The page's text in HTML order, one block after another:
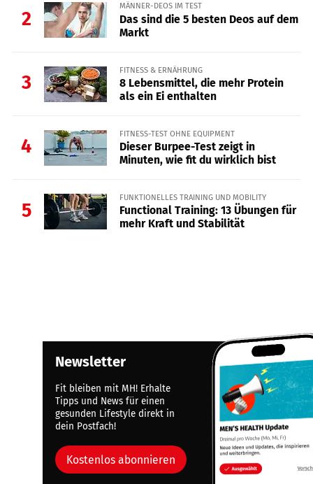
2
MÄNNER-DEOS IM TEST
Das sind die 5 besten Deos auf dem
Markt
3
FITNESS & ERNÄHRUNG
8 Lebensmittel, die mehr Protein
als ein Ei enthalten
4
FITNESS-TEST OHNE EQUIPMENT
Dieser Burpee-Test zeigt in
Minuten, wie fit du wirklich bist
5
FUNKTIONELLES TRAINING UND MOBILITY
Functional Training: 13 Übungen für
mehr Kraft und Stabilität
Newsletter
Fit bleiben mit MH! Erhalte
Tipps und News für einen
gesunden Lifestyle direkt in
dein Postfach!
Kostenlos abonnieren